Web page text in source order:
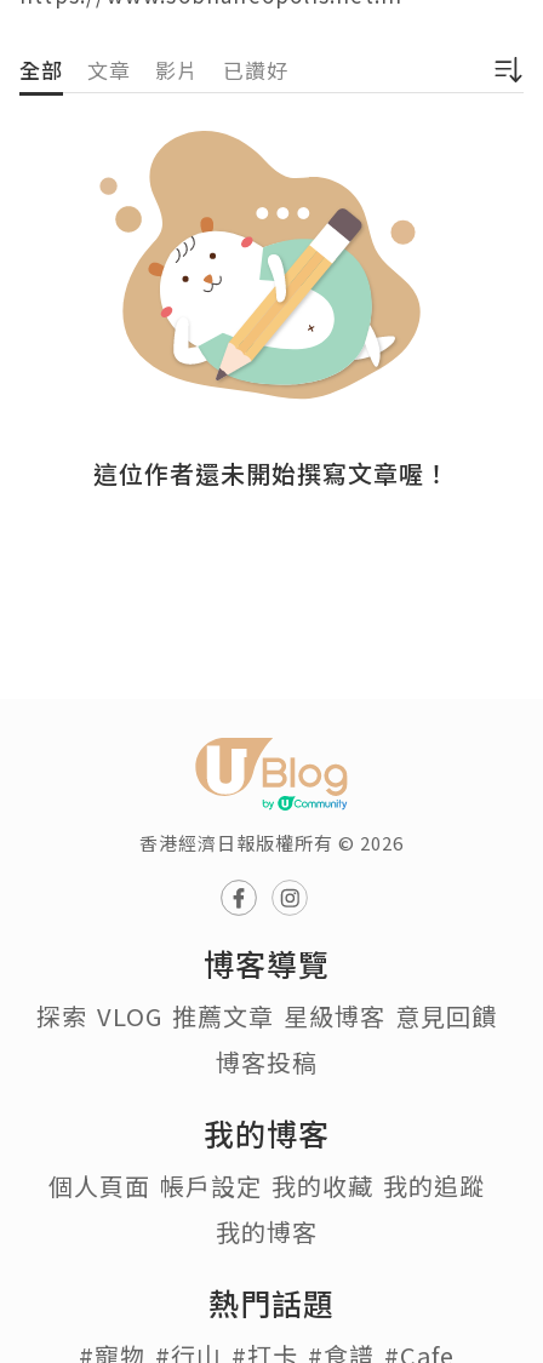
全部 文章 影片 已讚好
這位作者還未開始撰寫文章喔！
香港經濟日報版權所有 © 2026
博客導覽
探索 VLOG 推薦文章 星級博客 意見回饋
博客投稿
我的博客
個人頁面 帳戶設定 我的收藏 我的追蹤
我的博客
熱門話題
#寵物 #行山 #打卡 #食譜 #Cafe